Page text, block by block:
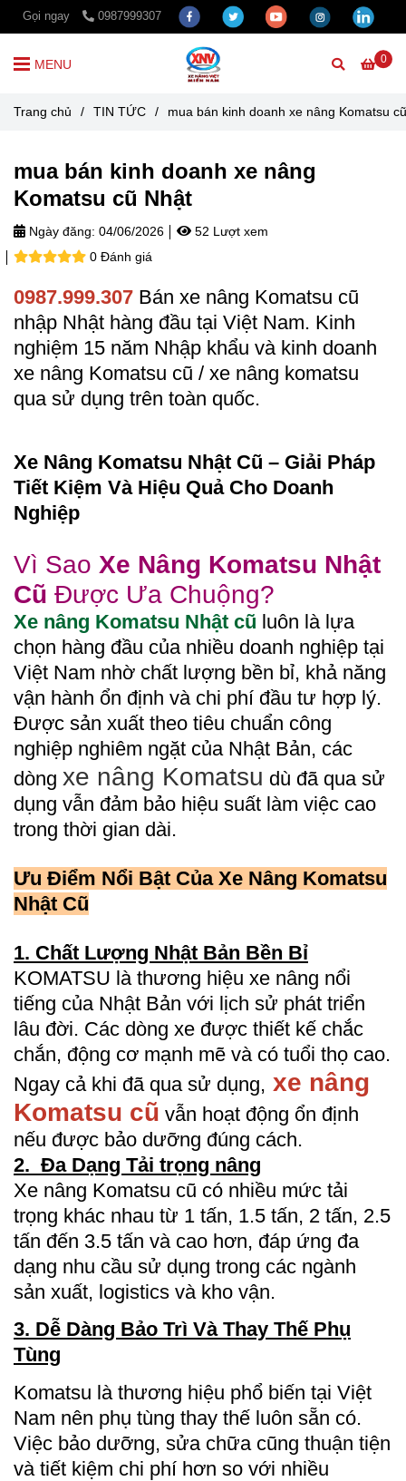
Gọi ngay 0987999307
0
MENU
Trang chủ / TIN TỨC / mua bán kinh doanh xe nâng Komatsu
mua bán kinh doanh xe nâng
Komatsu cũ Nhật
Ngày đăng: 04/06/2026
52 Lượt xem
0 Đánh giá
0987.999.307 Bán xe nâng Komatsu cũ
nhập Nhật hàng đầu tại Việt Nam. Kinh
nghiệm 15 năm Nhập khẩu và kinh doanh
xe nâng Komatsu cũ / xe nâng komatsu
qua sử dụng trên toàn quốc.
Xe Nâng Komatsu Nhật Cũ – Giải Pháp
Tiết Kiệm Và Hiệu Quả Cho Doanh
Nghiệp
Vì Sao Xe Nâng Komatsu Nhật
Cũ Được Ưa Chuộng?
Xe nâng Komatsu Nhật cũ luôn là lựa
chọn hàng đầu của nhiều doanh nghiệp tại
Việt Nam nhờ chất lượng bền bỉ, khả năng
vận hành ổn định và chi phí đầu tư hợp lý.
Được sản xuất theo tiêu chuẩn công
nghiệp nghiêm ngặt của Nhật Bản, các
dòng xe nâng Komatsu dù đã qua sử
dụng vẫn đảm bảo hiệu suất làm việc cao
trong thời gian dài.
Ưu Điểm Nổi Bật Của Xe Nâng Komatsu
Nhật Cũ
1. Chất Lượng Nhật Bản Bền Bỉ
KOMATSU là thương hiệu xe nâng nổi
tiếng của Nhật Bản với lịch sử phát triển
lâu đời. Các dòng xe được thiết kế chắc
chắn, động cơ mạnh mẽ và có tuổi thọ cao.
Ngay cả khi đã qua sử dụng, xe nâng
Komatsu cũ vẫn hoạt động ổn định
nếu được bảo dưỡng đúng cách.
2. Đa Dạng Tải trọng nâng
Xe nâng Komatsu cũ có nhiều mức tải
trọng khác nhau từ 1 tấn, 1.5 tấn, 2 tấn, 2.5
tấn đến 3.5 tấn và cao hơn, đáp ứng đa
dạng nhu cầu sử dụng trong các ngành
sản xuất, logistics và kho vận.
3. Dễ Dàng Bảo Trì Và Thay Thế Phụ
Tùng
Komatsu là thương hiệu phổ biến tại Việt
Nam nên phụ tùng thay thế luôn sẵn có.
Việc bảo dưỡng, sửa chữa cũng thuận tiện
và tiết kiệm chi phí hơn so với nhiều